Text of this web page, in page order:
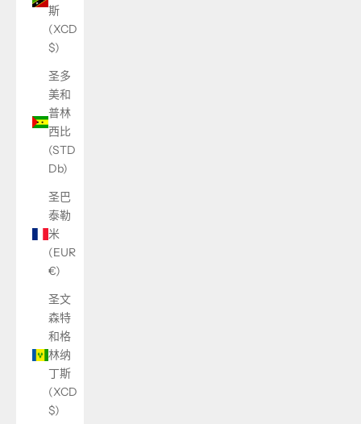
斯
(XCD
$)
圣多
美和
普林
西比
(STD
Db)
圣巴
泰勒
米
(EUR
€)
圣文
森特
和格
林纳
丁斯
(XCD
$)